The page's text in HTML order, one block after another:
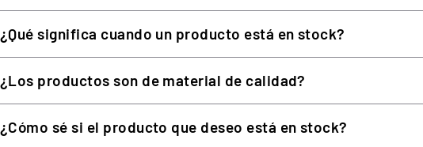
9 modelos Simagic
P500, P1000, P1000
PC
¿Qué significa cuando un producto está en stock?
¿Los productos son de material de calidad?
¿Cómo sé si el producto que deseo está en stock?